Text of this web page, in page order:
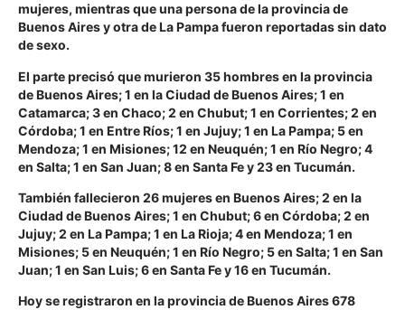
mujeres, mientras que una persona de la provincia de
Buenos Aires y otra de La Pampa fueron reportadas sin dato
de sexo.
El parte precisó que murieron 35 hombres en la provincia
de Buenos Aires; 1 en la Ciudad de Buenos Aires; 1 en
Catamarca; 3 en Chaco; 2 en Chubut; 1 en Corrientes; 2 en
Córdoba; 1 en Entre Ríos; 1 en Jujuy; 1 en La Pampa; 5 en
Mendoza; 1 en Misiones; 12 en Neuquén; 1 en Río Negro; 4
en Salta; 1 en San Juan; 8 en Santa Fe y 23 en Tucumán.
También fallecieron 26 mujeres en Buenos Aires; 2 en la
Ciudad de Buenos Aires; 1 en Chubut; 6 en Córdoba; 2 en
Jujuy; 2 en La Pampa; 1 en La Rioja; 4 en Mendoza; 1 en
Misiones; 5 en Neuquén; 1 en Río Negro; 5 en Salta; 1 en San
Juan; 1 en San Luis; 6 en Santa Fe y 16 en Tucumán.
Hoy se registraron en la provincia de Buenos Aires 678